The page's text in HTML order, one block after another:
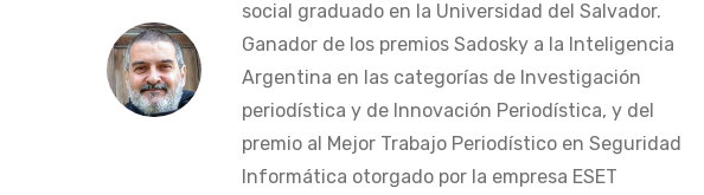
social graduado en la Universidad del Salvador.
Ganador de los premios Sadosky a la Inteligencia
Argentina en las categorías de Investigación
periodística y de Innovación Periodística, y del
premio al Mejor Trabajo Periodístico en Seguridad
Informática otorgado por la empresa ESET